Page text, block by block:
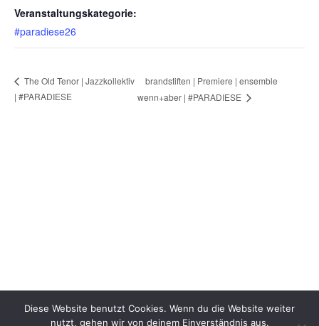
Veranstaltungskategorie:
#paradiese26
The Old Tenor | Jazzkollektiv
| #PARADIESE
brandstiften | Premiere | ensemble
wenn+aber | #PARADIESE
Diese Website benutzt Cookies. Wenn du die Website weiter
nutzt, gehen wir von deinem Einverständnis aus.